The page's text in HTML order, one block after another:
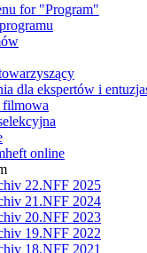
for "Program"
dla ekspertów i
filmowa
online
22.NFF 2025
21.NFF 2024
20.NFF 2023
19.NFF 2022
18.NFF 2021